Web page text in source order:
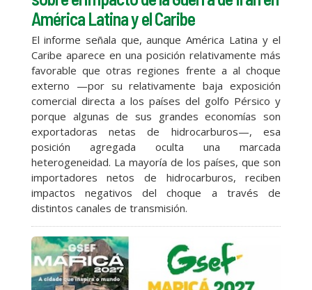
América Latina y el Caribe
El informe señala que, aunque América Latina y el
Caribe aparece en una posición relativamente más
favorable que otras regiones frente a al choque
externo —por su relativamente baja exposición
comercial directa a los países del golfo Pérsico y
porque algunas de sus grandes economías son
exportadoras netas de hidrocarburos—, esa
posición agregada oculta una marcada
heterogeneidad. La mayoría de los países, que son
importadores netos de hidrocarburos, reciben
impactos negativos del choque a través de
distintos canales de transmisión.